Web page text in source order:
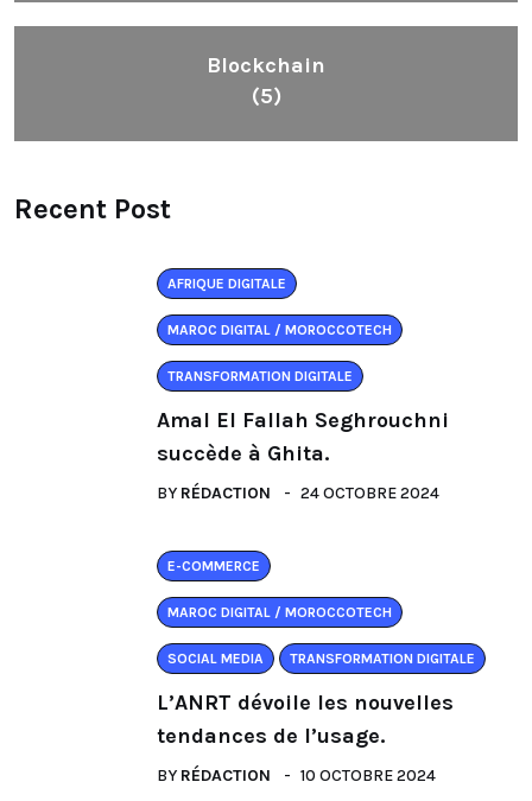
Blockchain
(5)
Recent Post
AFRIQUE DIGITALE
MAROC DIGITAL / MOROCCOTECH
TRANSFORMATION DIGITALE
Amal El Fallah Seghrouchni
succède à Ghita.
BY RÉDACTION 24 OCTOBRE 2024
E-COMMERCE
MAROC DIGITAL / MOROCCOTECH
SOCIAL MEDIA TRANSFORMATION DIGITALE
L’ANRT dévoile les nouvelles
tendances de l’usage.
BY RÉDACTION 10 OCTOBRE 2024